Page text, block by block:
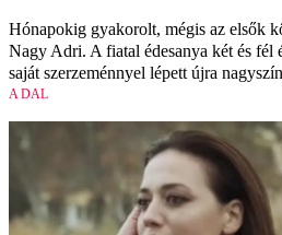
Hónapokig gyakorolt, mégis az elsők
Nagy Adri. A fiatal édesanya két és fél
saját szerzeménnyel lépett újra
A DAL